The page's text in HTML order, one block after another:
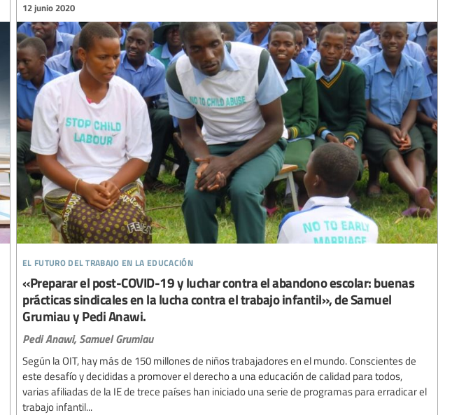
el futuro del trabajo en la educación
12 junio 2020
«Preparar el post-COVID-19 y luchar contra el abandono escolar: buenas
prácticas sindicales en la lucha contra el trabajo infantil», de Samuel
Grumiau y Pedi Anawi.
Pedi Anawi, Samuel Grumiau
Según la OIT, hay más de 150 millones de niños trabajadores en el mundo. Conscientes de
este desafío y decididas a promover el derecho a una educación de calidad para todos,
varias afiliadas de la IE de trece países han iniciado una serie de programas para erradicar el
trabajo infantil...